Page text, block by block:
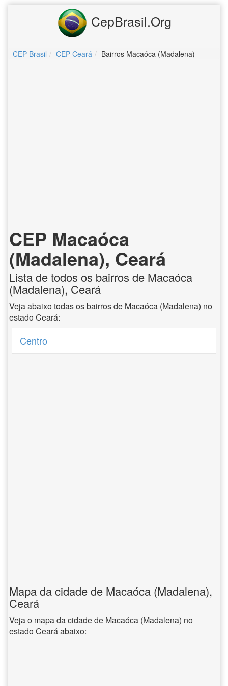
CepBrasil.Org
CEP Brasil CEP Ceará Bairros Macaóca (Madalena)
CEP Macaóca
(Madalena), Ceará
Lista de todos os bairros de Macaóca
(Madalena), Ceará
Veja abaixo todas os bairros de Macaóca (Madalena) no
estado Ceará:
Centro
Mapa da cidade de Macaóca (Madalena),
Ceará
Veja o mapa da cidade de Macaóca (Madalena) no
estado Ceará abaixo: